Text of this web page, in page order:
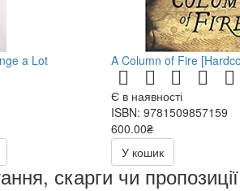
a Lot A Column of Fire
Є в наявності
ISBN: 9781509857159
600.00₴
У кошик
скарги чи